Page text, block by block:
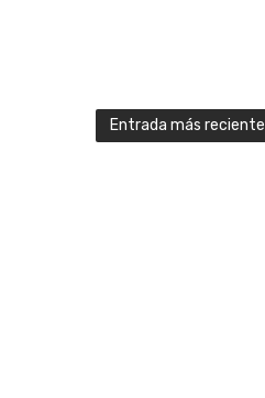
Entrada más reciente